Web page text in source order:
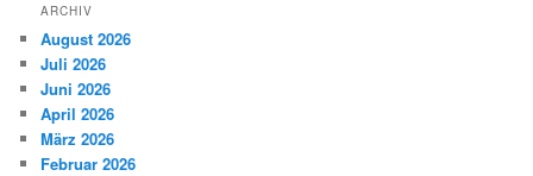
ARCHIV
August 2026
Juli 2026
Juni 2026
April 2026
März 2026
Februar 2026